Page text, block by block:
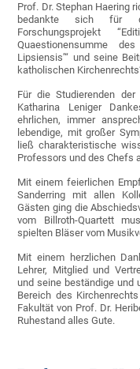
Prof. Dr. Stephan Haering
bedankte sich für
Forschungsprojekt
Quaestionensumme
Lipsiensis’“ und seine
katholischen
Für die Studierenden der
Katharina Leniger
ehrlichen, immer
lebendige, mit großer
ließ charakteristische
Professors und des Chefs
Mit einem feierlichen
Sanderring mit allen
Gästen ging die
vom Billroth-Quartett
spielten Bläser vom
Mit einem herzlichen
Lehrer, Mitglied und
und seine beständige
Bereich des
Fakultät von Prof. Dr.
Ruhestand alles Gute.